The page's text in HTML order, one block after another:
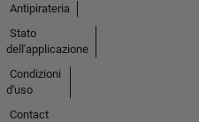
Antipirateria
Stato
dell'applicazione
Condizioni
d'uso
Contact